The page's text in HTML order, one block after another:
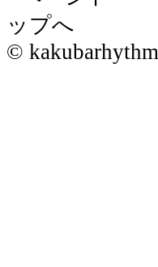
© kakubarhythm